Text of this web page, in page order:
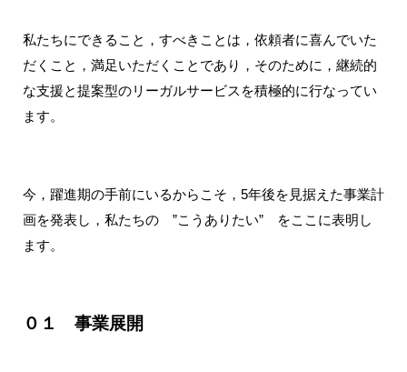
私たちにできること，すべきことは，依頼者に喜んでいた
だくこと，満足いただくことであり，そのために，継続的
な支援と提案型のリーガルサービスを積極的に行なってい
ます。
今，躍進期の手前にいるからこそ，5年後を見据えた事業計
画を発表し，私たちの ”こうありたい” をここに表明し
ます。
０１ 事業展開